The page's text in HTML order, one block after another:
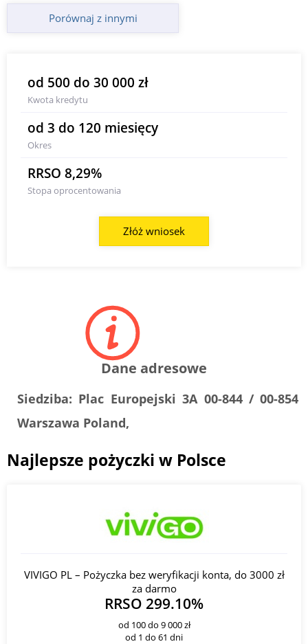
Porównaj z innymi
od 500 do 30 000 zł
Kwota kredytu
od 3 do 120 miesięcy
Okres
RRSO 8,29%
Stopa oprocentowania
Złóż wniosek
Dane adresowe
Siedziba: Plac Europejski 3A 00-844 / 00-854
Warszawa Poland,
Najlepsze pożyczki w Polsce
VIVIGO PL – Pożyczka bez weryfikacji konta, do 3000 zł
za darmo
RRSO 299.10%
od 100 do 9 000 zł
od 1 do 61 dni